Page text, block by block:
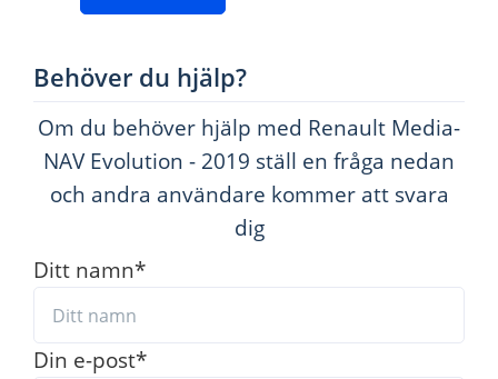
Behöver du hjälp?
Om du behöver hjälp med Renault Media-
NAV Evolution - 2019 ställ en fråga nedan
och andra användare kommer att svara
dig
Ditt namn*
Din e-post*